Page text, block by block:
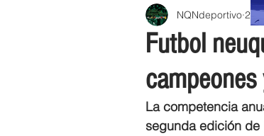
Futbol
NQNdeportivo 2
La competencia
segunda edición